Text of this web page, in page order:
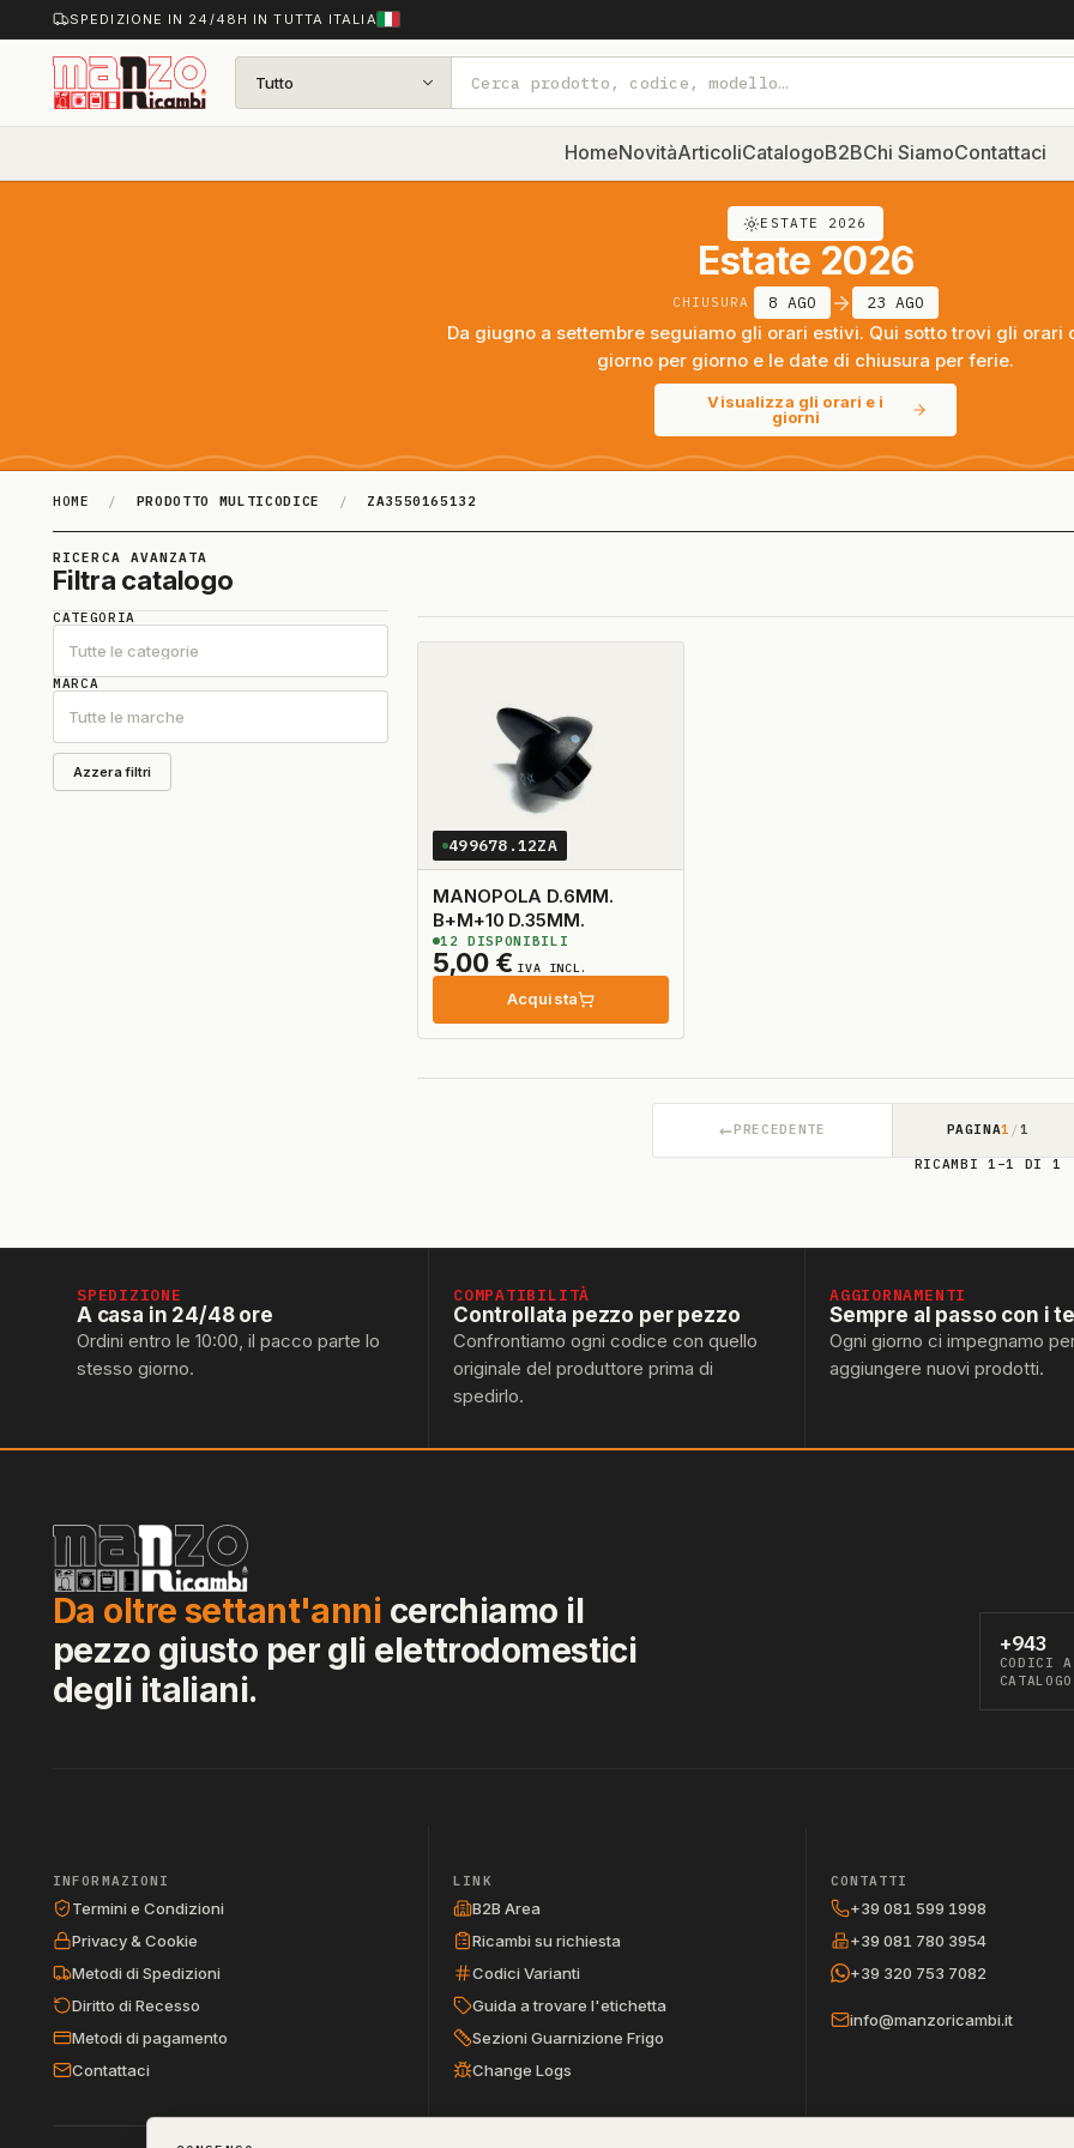
SPEDIZIONE IN 24/48H IN TUTTA ITALIA
Tutto
HomeNovitàArticoliCatalogoB2BChi SiamoContattaci
ESTATE 2026
Estate 2026
CHIUSURA 8 AGO 23 AGO
Da giugno a settembre seguiamo gli orari estivi. Qui sotto trovi gli orari
giorno per giorno e le date di chiusura per ferie.
Visualizza gli orari e i
giorni
HOME / PRODOTTO MULTICODICE / ZA3550165132
ZA3550165132
RICERCA AVANZATA
Filtra catalogo
CATEGORIA
Tutte le categorie
MARCA
Tutte le marche
Azzera filtri
499678.12ZA
MANOPOLA D.6MM.
B+M+10 D.35MM.
5,00 € IVA INCL.
Acquista
12 DISPONIBILI
←PRECEDENTE PAGINA1 /1
RICAMBI 1–1 DI 1
SPEDIZIONE
A casa in 24/48 ore
Ordini entro le 10:00, il pacco parte lo
stesso giorno.
COMPATIBILITÀ
Controllata pezzo per pezzo
Confrontiamo ogni codice con quello
originale del produttore prima di
spedirlo.
AGGIORNAMENTI
Sempre al passo con i
Ogni giorno ci impegnamo
aggiungere nuovi prodotti.
Da oltre settant'anni cerchiamo il
pezzo giusto per gli elettrodomestici
degli italiani.
+943
CODICI A
CATALOGO
INFORMAZIONI
Termini e Condizioni
Privacy & Cookie
Metodi di Spedizioni
Diritto di Recesso
Metodi di pagamento
Contattaci
LINK
B2B Area
Ricambi su richiesta
Codici Varianti
Guida a trovare l'etichetta
Sezioni Guarnizione Frigo
Change Logs
CONTATTI
+39 081 599 1998
+39 081 780 3954
+39 320 753 7082
info@manzoricambi.it